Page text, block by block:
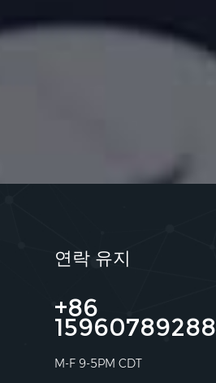
연락 유지
+86
15960789288
M-F 9-5PM CDT